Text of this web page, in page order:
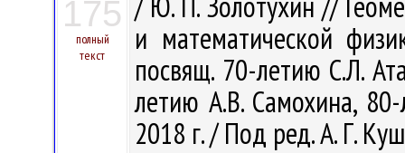
175
полный
текст
и математической
посвящ. 70-летию С.Л.
летию А.В. Самохина,
2018 г. / Под ред. А. Г.